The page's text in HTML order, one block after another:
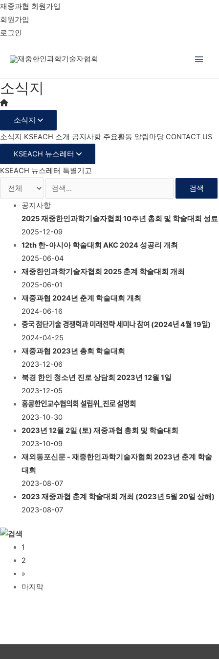
재중과협 회원가입
회원가입
로그인
소식지
소식지
소식지 KSEACH 소개 공지사항 주요활동 알림마당 CONTACT US
KSEACH 뉴스레터
KSEACH 뉴스레터 특별기고
검색
공지사항
2025 재중한인과학기술자협회 10주년 총회 및 학술대회 성료
2025-12-09
12th 한-아시아 학술대회 AKC 2024 성공리 개최
2025-06-04
재중한인과학기술자협회 2025 춘계 학술대회 개최
2025-06-01
재중과협 2024년 춘계 학술대회 개최
2024-06-16
중국 첨단기술 경쟁력과 미래전략 세미나 참여 (2024년 4월 19일)
2024-04-25
재중과협 2023년 총회 학술대회
2023-12-06
북경 한인 청소년 진로 상담회 2023년 12월 1일
2023-12-05
홍콩한인교수협의회 설립위_진로 설명회
2023-10-30
2023년 12월 2일 (토) 재중과협 총회 및 학술대회
2023-10-09
재외동포신문 - 재중한인과학기술자협회 2023년 춘계 학술
대회
2023-08-07
2023 재중과협 춘계 학술대회 개최 (2023년 5월 20일 상해)
2023-08-07
1
2
»
마지막